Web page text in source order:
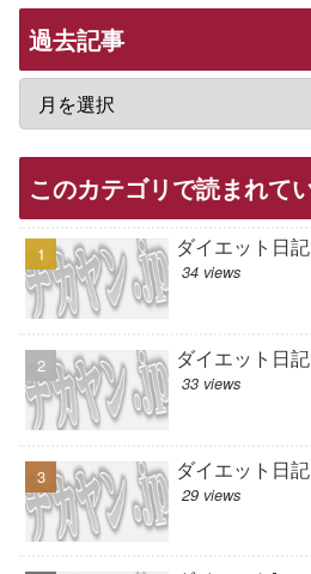
過去記事
このカテゴリで読まれて
ダイエット日
34 views
ダイエット日
33 views
ダイエット日
29 views